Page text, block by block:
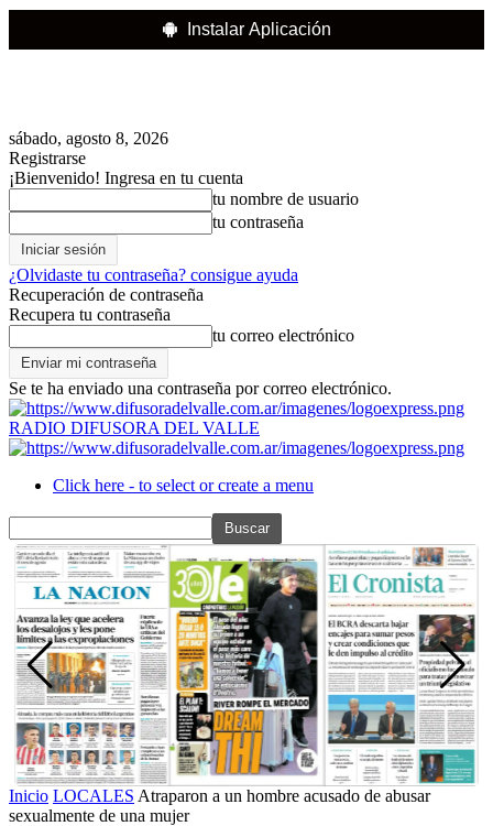
Instalar Aplicación
sábado, agosto 8, 2026
Registrarse
¡Bienvenido! Ingresa en tu cuenta
tu nombre de usuario
tu contraseña
¿Olvidaste tu contraseña? consigue ayuda
Recuperación de contraseña
Recupera tu contraseña
tu correo electrónico
Se te ha enviado una contraseña por correo electrónico.
RADIO DIFUSORA DEL VALLE
Click here - to select or create a menu
Inicio LOCALES Atraparon a un hombre acusado de abusar
sexualmente de una mujer